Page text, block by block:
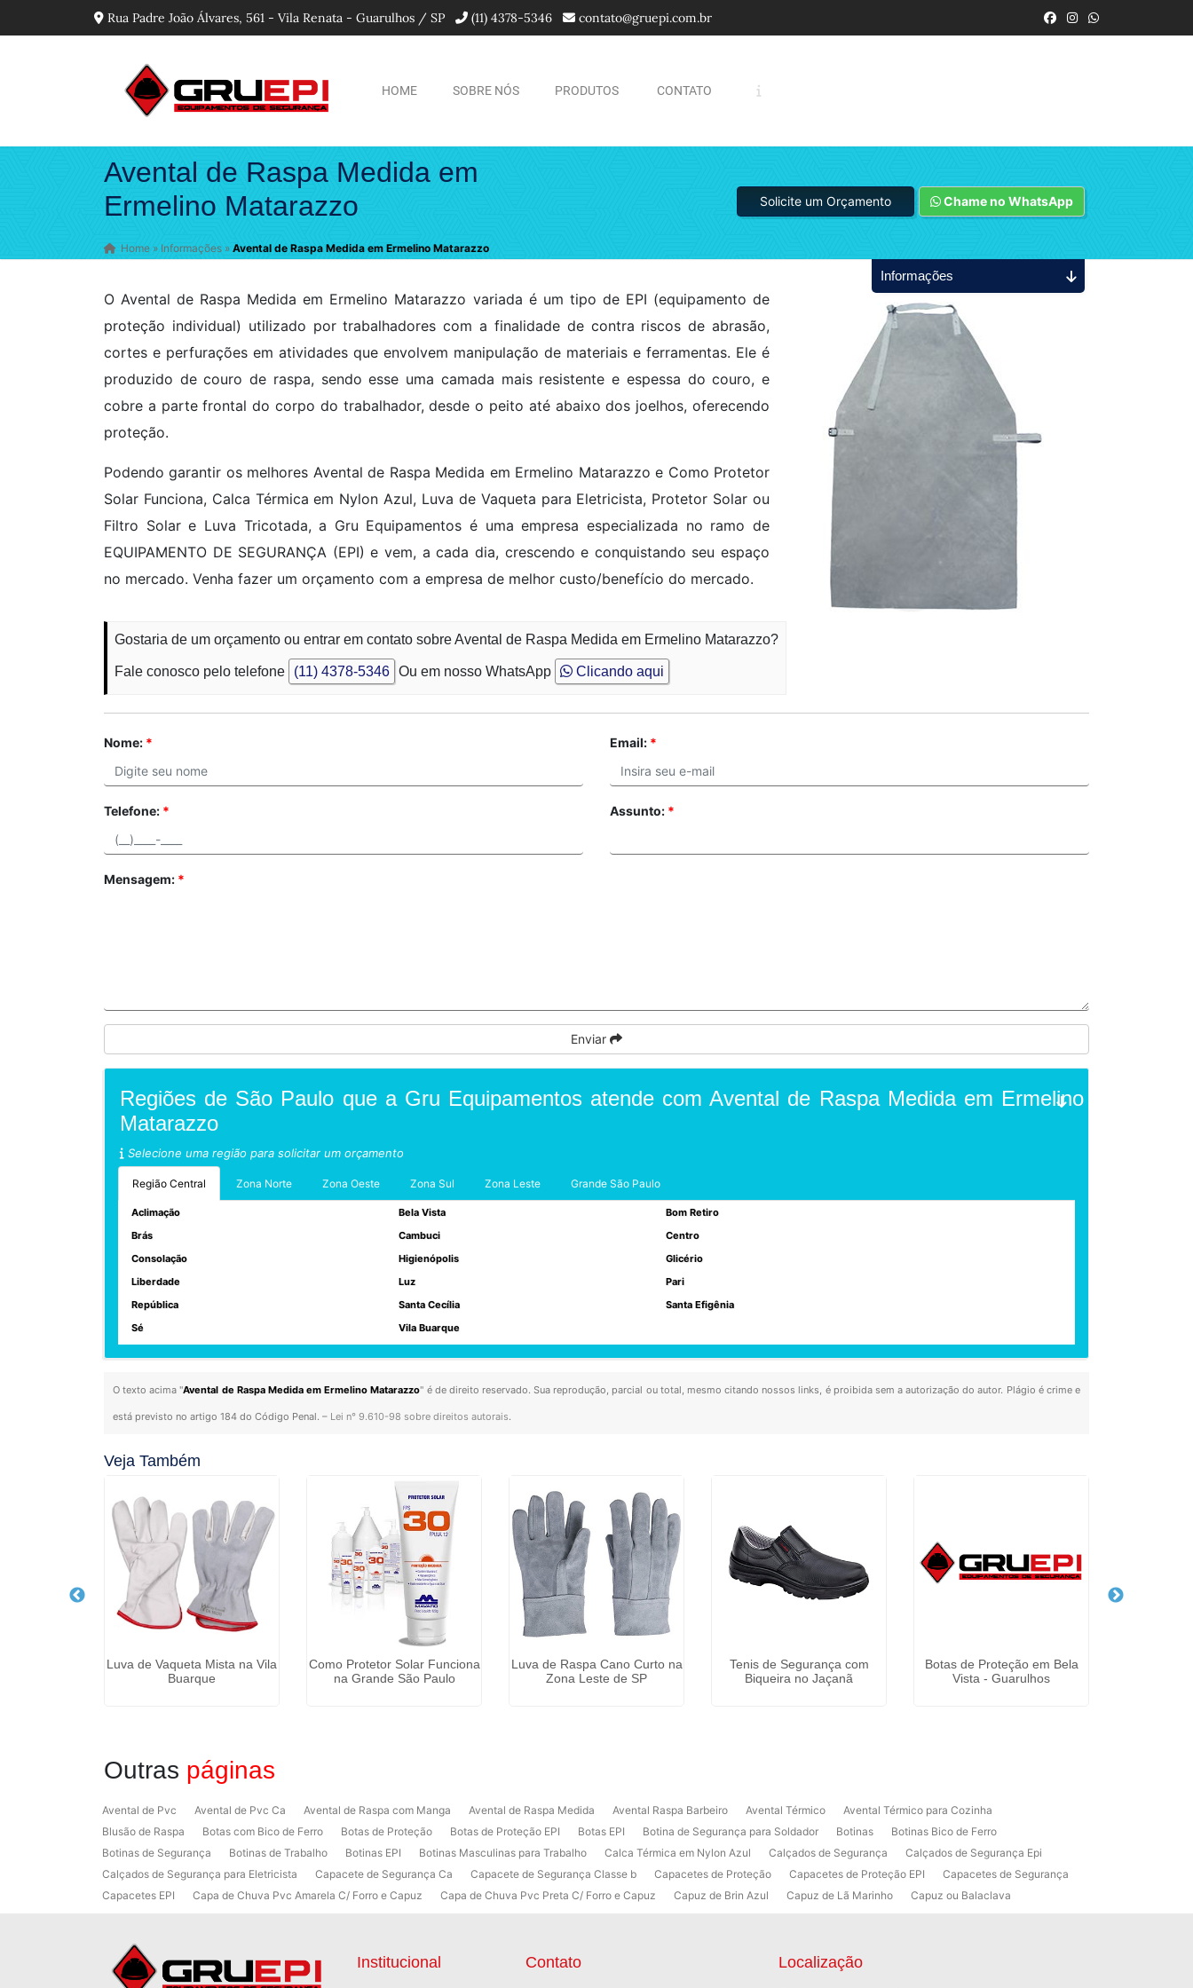
Rua Padre João Álvares, 561 - Vila Renata - Guarulhos / SP (11) 4378-5346 contato@gruepi.com.br
HOME SOBRE NÓS PRODUTOS CONTATO
Avental de Raspa Medida em
Ermelino Matarazzo
Home » Informações » Avental de Raspa Medida em Ermelino Matarazzo
Solicite um Orçamento Chame no WhatsApp
O Avental de Raspa Medida em Ermelino Matarazzo variada é um tipo de EPI (equipamento de
proteção individual) utilizado por trabalhadores com a finalidade de contra riscos de abrasão,
cortes e perfurações em atividades que envolvem manipulação de materiais e ferramentas. Ele é
produzido de couro de raspa, sendo esse uma camada mais resistente e espessa do couro, e
cobre a parte frontal do corpo do trabalhador, desde o peito até abaixo dos joelhos, oferecendo
proteção.
Podendo garantir os melhores Avental de Raspa Medida em Ermelino Matarazzo e Como Protetor
Solar Funciona, Calca Térmica em Nylon Azul, Luva de Vaqueta para Eletricista, Protetor Solar ou
Filtro Solar e Luva Tricotada, a Gru Equipamentos é uma empresa especializada no ramo de
EQUIPAMENTO DE SEGURANÇA (EPI) e vem, a cada dia, crescendo e conquistando seu espaço
no mercado. Venha fazer um orçamento com a empresa de melhor custo/benefício do mercado.
Gostaria de um orçamento ou entrar em contato sobre Avental de Raspa Medida em Ermelino Matarazzo?
Fale conosco pelo telefone (11) 4378-5346 Ou em nosso WhatsApp Clicando aqui
Nome: * Email: *
Telefone: * Assunto: *
Mensagem: *
Enviar
Regiões de São Paulo que a Gru Equipamentos atende com Avental de Raspa Medida em Ermelino
Matarazzo
Selecione uma região para solicitar um orçamento
Região Central Zona Norte Zona Oeste Zona Sul Zona Leste Grande São Paulo
Aclimação Bela Vista
Bom Retiro
Brás
Cambuci
Centro
Consolação
Higienópolis
Glicério
Liberdade
Luz
Pari
República
Santa Cecília
Santa Efigênia
Sé
Vila Buarque
O texto acima "Avental de Raspa Medida em Ermelino Matarazzo" é de direito reservado. Sua reprodução, parcial ou total, mesmo citando nossos links, é proibida sem a autorização do autor. Plágio é crime e
está previsto no artigo 184 do Código Penal. – Lei n° 9.610-98 sobre direitos autorais.
Informações
Veja Também
Luva de Vaqueta Mista na Vila
Buarque
Como Protetor Solar Funciona
na Grande São Paulo
Luva de Raspa Cano Curto na
Zona Leste de SP
Tenis de Segurança com
Biqueira no Jaçanã
Botas de Proteção em Bela
Vista - Guarulhos
Outras páginas
Avental de Pvc Avental de Pvc Ca Avental de Raspa com Manga Avental de Raspa Medida Avental Raspa Barbeiro Avental Térmico
Avental Térmico para Cozinha
Blusão de Raspa
Botas com Bico de Ferro Botas de Proteção Botas de Proteção EPI Botas EPI Botina de Segurança para Soldador Botinas
Botinas Bico de Ferro
Botinas de Segurança
Botinas de Trabalho Botinas EPI Botinas Masculinas para Trabalho Calca Térmica em Nylon Azul Calçados de Segurança
Calçados de Segurança Epi
Calçados de Segurança para Eletricista
Capacete de Segurança Ca Capacete de Segurança Classe b Capacetes de Proteção Capacetes de Proteção EPI
Capacetes de Segurança
Capacetes EPI
Capa de Chuva Pvc Amarela C/ Forro e Capuz Capa de Chuva Pvc Preta C/ Forro e Capuz Capuz de Brin Azul Capuz de Lã Marinho
Capuz ou Balaclava
Distribuidor de Luva de Proteção
Empresa de Epi EPI Mangote de Raspa EPI Óculos de Proteção Fabricante de Capacete de Segurança
Fabricante de EPI
Fabricante de Equipamentos de Segurança
Institucional
Contato
Localização